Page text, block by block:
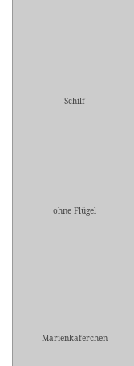
Schilf
ohne Flügel
Marienkäferchen